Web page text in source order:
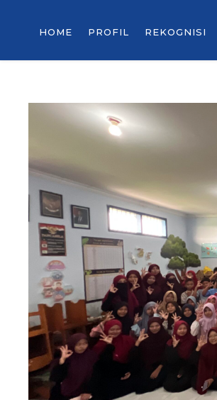
HOME PROFIL REKOGNISI